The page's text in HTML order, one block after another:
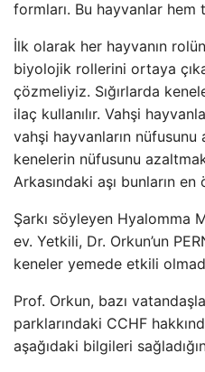
formları. Bu hayvanlar hem
İlk olarak her hayvanın
biyolojik rollerini ortaya
çözmeliyiz. Sığırlarda
ilaç kullanılır. Vahşi
vahşi hayvanların
kenelerin nüfusunu
Arkasındaki aşı bunların en
Şarkı söyleyen Hyalomma
ev. Yetkili, Dr. Orkun’un
keneler yemede etkili
Prof. Orkun, bazı
parklarındaki CCHF
aşağıdaki bilgileri